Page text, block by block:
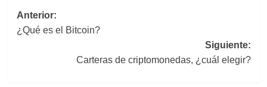
Navegación
de
entradas
Anterior:
¿Qué es el Bitcoin?
Siguiente:
Carteras de criptomonedas, ¿cuál elegir?